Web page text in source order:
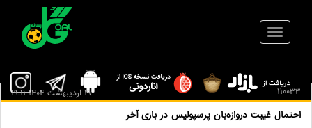
110033
احتمال غیبت دروازه‌بان پرسپولیس در بازی آخر
19 ارديبهشت 1404 19:11